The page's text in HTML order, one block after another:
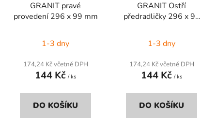
GRANIT pravé
provedení 296 x 99 mm
1-3 dny
174,24 Kč včetně DPH
144 Kč / ks
DO KOŠÍKU
GRANIT Ostří
předradličky 296 x 99
1-3 dny
174,24 Kč včetně DPH
144 Kč / ks
DO KOŠÍKU